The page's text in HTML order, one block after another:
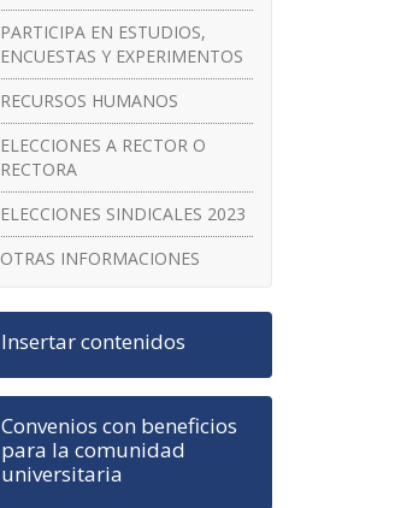
PARTICIPA EN ESTUDIOS,
ENCUESTAS Y EXPERIMENTOS
RECURSOS HUMANOS
ELECCIONES A RECTOR O
RECTORA
ELECCIONES SINDICALES 2023
OTRAS INFORMACIONES
Insertar contenidos
Convenios con beneficios
para la comunidad
universitaria